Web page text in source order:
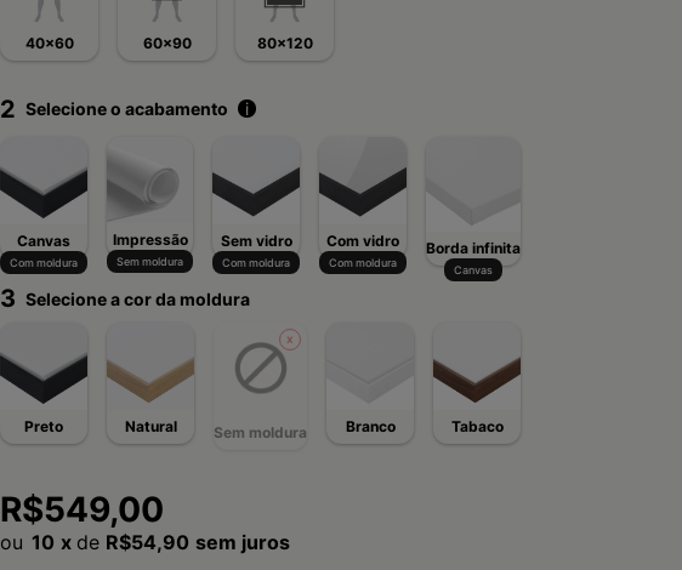
40x60 60x90 80x120
2 Selecione o acabamento i
Canvas
Com moldura
Impressão
Sem moldura
Sem vidro
Com moldura
Com vidro
Com moldura
Borda infinita
Canvas
3 Selecione a cor da moldura
Preto Natural Sem moldura Branco Tabaco
R$549,00
10 x de R$54,90 sem juros